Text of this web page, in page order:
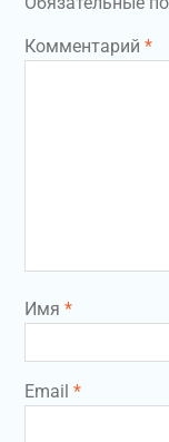
Комментарий *
Имя *
Email *